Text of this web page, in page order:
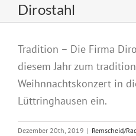
Dirostahl
grösseres
Bild
Tradition – Die Firma
diesem Jahr zum
Weihnnachtskonzert in
Lüttringhausen ein.
Dezember 20th, 2019 | Remscheid/